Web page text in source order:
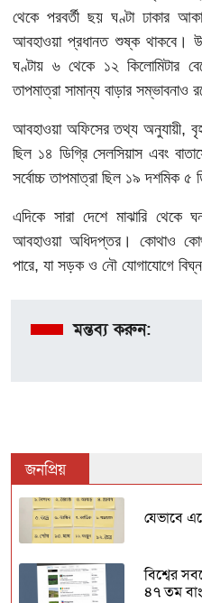
থেকে পরবর্তী ছয় ঘণ্টা ঢাকার
আবহাওয়া প্রধানত শুষ্ক থাকবে।
ঘণ্টায় ৬ থেকে ১২ কিলোমিটার
তাপমাত্রা সামান্য বাড়ার সম্ভাবনাও
আবহাওয়া অফিসের তথ্য অনুযায়ী,
ছিল ১৪ ডিগ্রি সেলসিয়াস এবং
সর্বোচ্চ তাপমাত্রা ছিল ১৯ দশমিক ৫
এদিকে সারা দেশে মাঝারি থেকে
আবহাওয়া অধিদপ্তর। কোথাও
পারে, যা সড়ক ও নৌ যোগাযোগে বিঘ্ন
মন্তব্য করুন:
জনপ্রিয়
যেভাবে
বিশ্বের
৪৭ তম